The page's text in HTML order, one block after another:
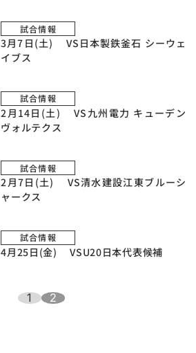
試合情報
3月7日(土) VS日本製鉄釜石 シーウェ
イブス
試合情報
2月14日(土) VS九州電力 キューデン
ヴォルテクス
試合情報
2月7日(土) VS清水建設江東ブルーシ
ャークス
試合情報
4月25日(金) VSU20日本代表候補
ペ
1 2